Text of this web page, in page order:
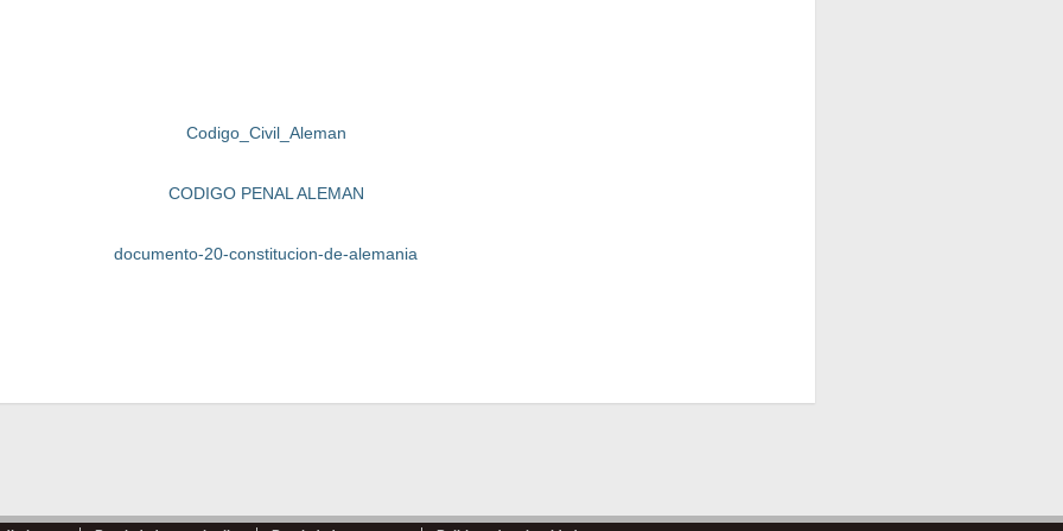
Codigo_Civil_Aleman
CODIGO PENAL ALEMAN
documento-20-constitucion-de-alemania